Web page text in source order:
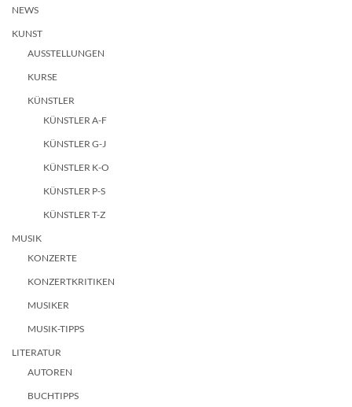
NEWS
KUNST
AUSSTELLUNGEN
KURSE
KÜNSTLER
KÜNSTLER A-F
KÜNSTLER G-J
KÜNSTLER K-O
KÜNSTLER P-S
KÜNSTLER T-Z
MUSIK
KONZERTE
KONZERTKRITIKEN
MUSIKER
MUSIK-TIPPS
LITERATUR
AUTOREN
BUCHTIPPS